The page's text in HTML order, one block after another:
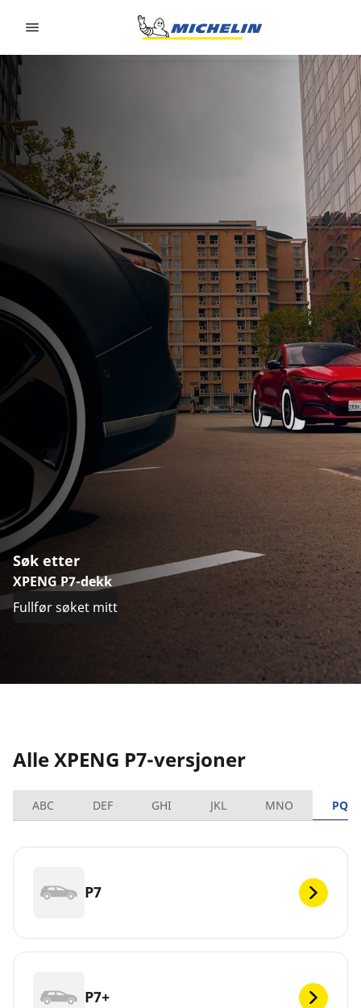
Søk etter
XPENG P7-dekk
Fullfør søket mitt
Alle XPENG P7-versjoner
ABC DEF GHI JKL MNO PQRS
P7
P7+